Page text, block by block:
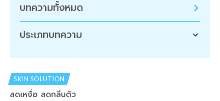
บทความทั้งหมด
ประเภทบทความ
SKIN SOLUTION
ลดเหงื่อ ลดกลิ่นตัว